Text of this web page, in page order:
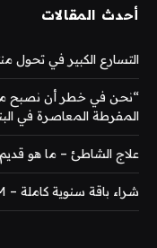
أحدث المقالات
التسارع الكبير في تحول
“نحن في خطر أن نصبح
المفرطة المعاصرة في
علاج الشاطئ – ما هو قديم
شراء باقة سنوية كاملة – 75.41M باك لينك متوقع | إشراق لنك